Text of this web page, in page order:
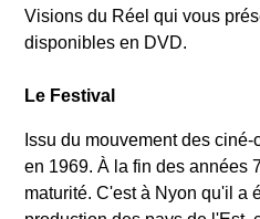
Visions du Réel qui vous
disponibles en DVD.
Le Festival
Issu du mouvement des
en 1969. À la fin des années
maturité. C'est à Nyon qu'il a